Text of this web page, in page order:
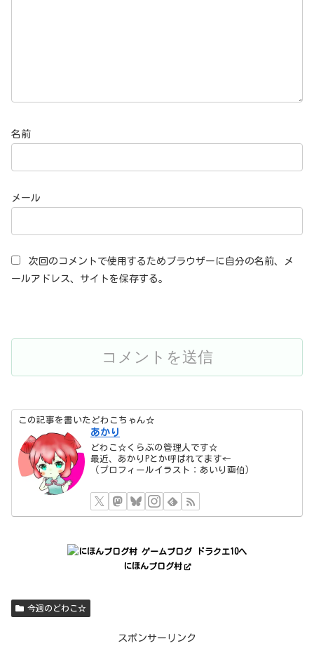
名前
メール
次回のコメントで使用するためブラウザーに自分の名前、メ
ールアドレス、サイトを保存する。
この記事を書いたどわこちゃん☆
あかり
どわこ☆くらぶの管理人です☆
最近、あかりPとか呼ばれてます←
（プロフィールイラスト：あいり画伯）
にほんブログ村
今週のどわこ☆
スポンサーリンク